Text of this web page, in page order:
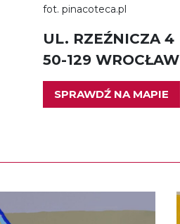
fot. pinacoteca.pl
UL. RZEŹNICZA 4
50-129 WROCŁAW
SPRAWDŹ NA MAPIE